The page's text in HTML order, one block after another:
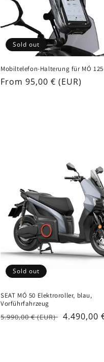
Sold out
Mobiltelefon-Halterung für MÓ 125
Regular
From 95,00 € (EUR)
Sold out
SEAT MÓ 50 Elektroroller, blau,
Vorführfahrzeug
Regular
5.990,00 € (EUR) Sale
4.490,00